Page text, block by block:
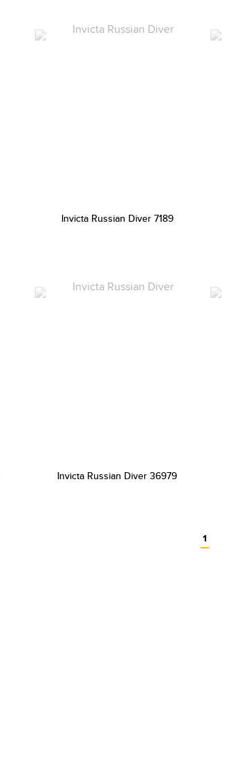
Invicta Russian Diver 7189
Invicta Russian Diver 36979
1